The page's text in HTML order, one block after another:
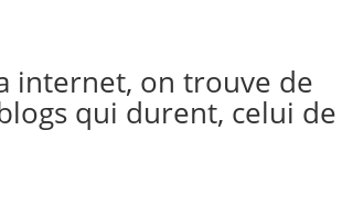
internet, on trouve de
qui durent, celui de